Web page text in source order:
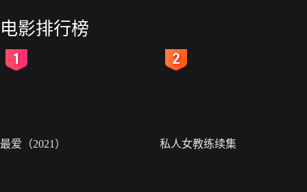
电影排行榜
最爱（2021） 私人女教练续集